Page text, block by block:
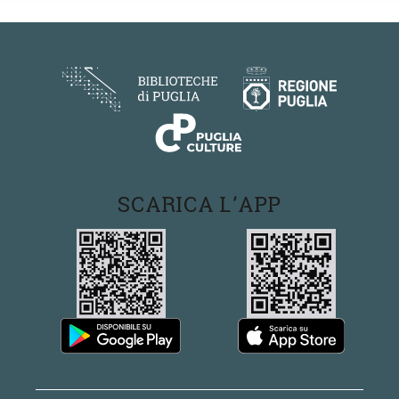
SCARICA L'APP